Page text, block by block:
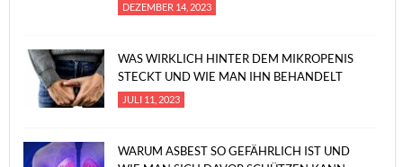
DEZEMBER 14, 2023
WAS WIRKLICH HINTER DEM MIKROPENIS
STECKT UND WIE MAN IHN BEHANDELT
JULI 11, 2023
WARUM ASBEST SO GEFÄHRLICH IST UND